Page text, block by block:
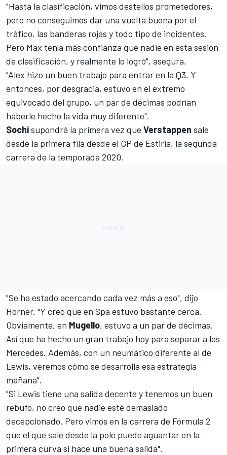
"Hasta la clasificación, vimos destellos prometedores,
pero no conseguimos dar una vuelta buena por el
tráfico, las banderas rojas y todo tipo de incidentes.
Pero Max tenía más confianza que nadie en esta sesión
de clasificación, y realmente lo logró", asegura.
"Alex hizo un buen trabajo para entrar en la Q3. Y
entonces, por desgracia, estuvo en el extremo
equivocado del grupo, un par de décimas podrían
haberle hecho la vida muy diferente".
Sochisupondrá la primera vez que Verstappen sale
desde la primera fila desde el GP de Estiria, la segunda
carrera de la temporada 2020.
"Se ha estado acercando cada vez más a eso", dijo
Horner. "Y creo que en Spa estuvo bastante cerca.
Obviamente, en Mugello, estuvo a un par de décimas.
Así que ha hecho un gran trabajo hoy para separar a los
Mercedes. Además, con un neumático diferente al de
Lewis, veremos cómo se desarrolla esa estrategia
mañana".
"Si Lewis tiene una salida decente y tenemos un buen
rebufo, no creo que nadie esté demasiado
decepcionado. Pero vimos en la carrera de Fórmula 2
que el que sale desde la pole puede aguantar en la
primera curva si hace una buena salida".